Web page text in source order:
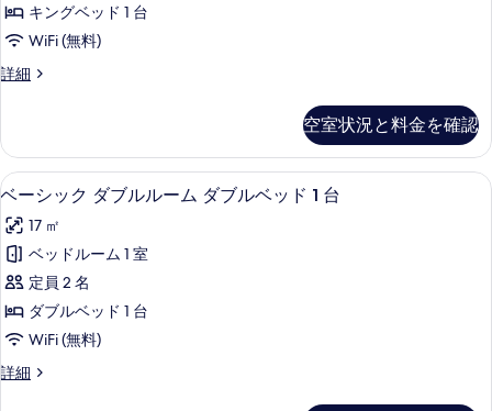
示
す
る
(for
3)
の
て
の
写
真
を
表
示
す
(for
の
詳
細
の
写
真
表
示
す
る
詳
細
ス
イ
ー
(Suite
Studio
for
2)
の
す
べ
て
写
キングベッド 1 台
WiFi (無料)
詳細
ス
ス
イ
ー
(Suite
Studio
2)
の
詳
細
空室状況と料金を確認
ベ
ー
シ
ッ
ク
ダ
ブ
ル
高級寝具、ミニバー、セーフティボ
13
ベーシック ダブルルーム ダブルベッド 1 台
17 ㎡
ベッドルーム 1 室
定員 2 名
ダブルベッド 1 台
WiFi (無料)
詳細
ベ